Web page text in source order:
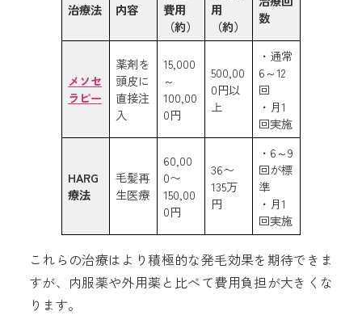
治療法 内容
費用
（約）
用
（約）
数
メソセ
ラピー
薬剤を
頭皮に
直接注
入
15,000
～
100,00
0円
500,00
0円以
上
・通常
6～12
回
・月1
回実施
HARG
療法
毛髪再
生医療
60,00
0〜
150,00
0円
36〜
135万
円
・6～9
回が標
準
・月1
回実施
これらの治療はより積極的な発毛効果を期待できま
すが、内服薬や外用薬と比べて費用負担が大きくな
ります。